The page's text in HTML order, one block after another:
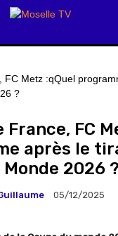
France, FC
après le
Monde 2026 ?
05/12/2025